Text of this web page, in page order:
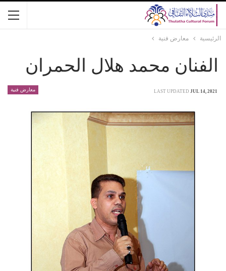
الرئيسية معارض فنية
الفنان محمد هلال الحمران
معارض فنية LAST UPDATED JUL 14, 2021